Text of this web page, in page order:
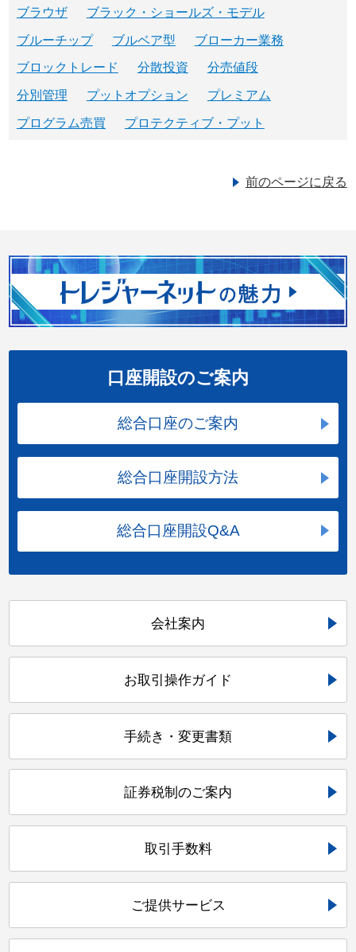
ブラウザ ブラック・ショールズ・モデル
ブルーチップ ブルベア型 ブローカー業務
ブロックトレード 分散投資 分売値段
分別管理 プットオプション プレミアム
プログラム売買 プロテクティブ・プット
前のページに戻る
口座開設のご案内
総合口座のご案内
総合口座開設方法
総合口座開設Q&A
会社案内
お取引操作ガイド
手続き・変更書類
証券税制のご案内
取引手数料
ご提供サービス